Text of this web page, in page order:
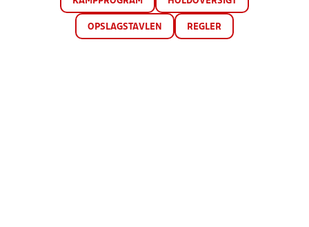
OPSLAGSTAVLEN REGLER